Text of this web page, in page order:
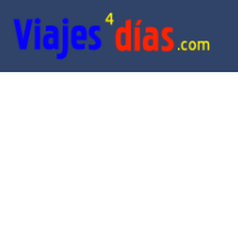
Saltar
al
contenido